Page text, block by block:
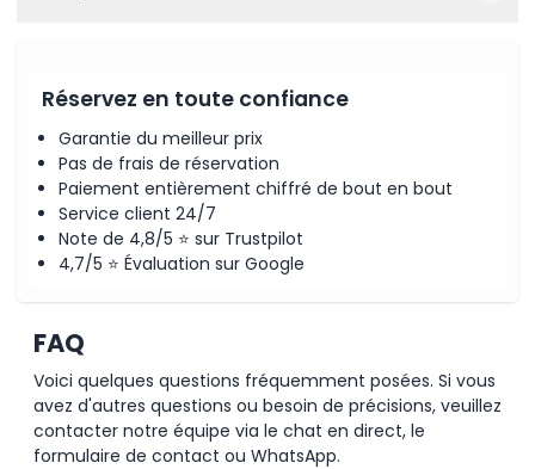
Réservez en toute confiance
Garantie du meilleur prix
Pas de frais de réservation
Paiement entièrement chiffré de bout en bout
Service client 24/7
Note de 4,8/5 ⭐ sur Trustpilot
4,7/5 ⭐ Évaluation sur Google
FAQ
Voici quelques questions fréquemment posées. Si vous
avez d'autres questions ou besoin de précisions, veuillez
contacter notre équipe via le chat en direct, le
formulaire de contact ou WhatsApp.